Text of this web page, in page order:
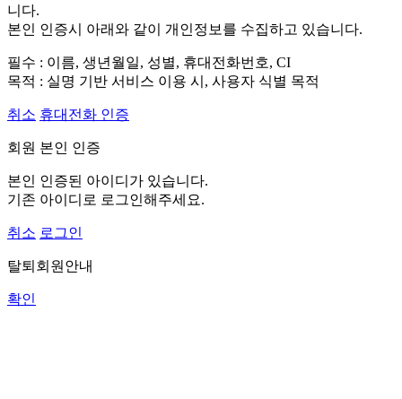
니다.
본인 인증시 아래와 같이 개인정보를 수집하고 있습니다.
필수 : 이름, 생년월일, 성별, 휴대전화번호, CI
목적 : 실명 기반 서비스 이용 시, 사용자 식별 목적
취소 휴대전화 인증
회원 본인 인증
본인 인증된 아이디가 있습니다.
기존 아이디로 로그인해주세요.
취소 로그인
탈퇴회원안내
확인